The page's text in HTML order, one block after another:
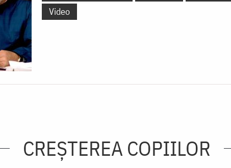
Video
CREŞTEREA COPIILOR